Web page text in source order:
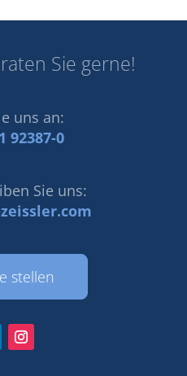
Sie gerne!
uns an:
92387-0
Sie uns:
stellen